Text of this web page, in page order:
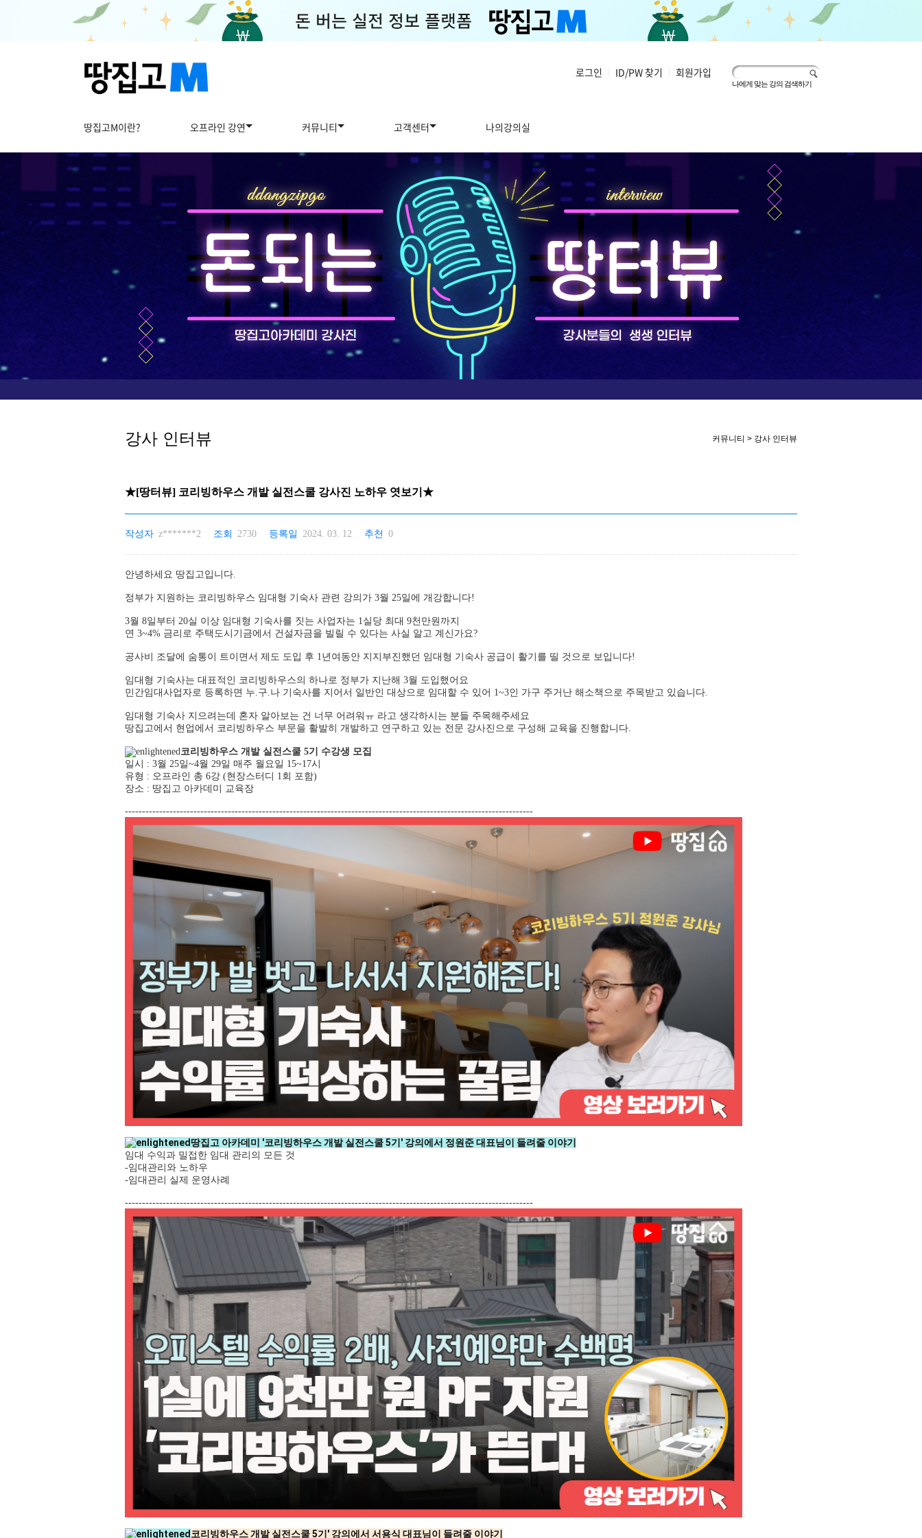
땅집고M이란? 오프라인 강연 커뮤니티 고객센터 나의강의실
로그인 ID/PW 찾기 회원가입
나에게 맞는 강의 검색하기
강사 인터뷰 커뮤니티 > 강사 인터뷰
★[땅터뷰] 코리빙하우스 개발 실전스쿨 강사진 노하우 엿보기★
작성자 z*******2 조회 2730 등록일 2024. 03. 12 추천 0
안녕하세요 땅집고입니다.
정부가 지원하는 코리빙하우스 임대형 기숙사 관련 강의가 3월 25일에 개강합니다!
3월 8일부터 20실 이상 임대형 기숙사를 짓는 사업자는 1실당 최대 9천만원까지
연 3~4% 금리로 주택도시기금에서 건설자금을 빌릴 수 있다는 사실 알고 계신가요?
공사비 조달에 숨통이 트이면서 제도 도입 후 1년여동안 지지부진했던 임대형 기숙사 공급이 활기를 띨 것으로 보입니다!
임대형 기숙사는 대표적인 코리빙하우스의 하나로 정부가 지난해 3월 도입했어요
민간임대사업자로 등록하면 누.구.나 기숙사를 지어서 일반인 대상으로 임대할 수 있어 1~3인 가구 주거난 해소책으로 주목받고 있습니다.
임대형 기숙사 지으려는데 혼자 알아보는 건 너무 어려워ㅠ 라고 생각하시는 분들 주목해주세요
땅집고에서 현업에서 코리빙하우스 부문을 활발히 개발하고 연구하고 있는 전문 강사진으로 구성해 교육을 진행합니다.
코리빙하우스 개발 실전스쿨 5기 수강생 모집
일시 : 3월 25일~4월 29일 매주 월요일 15~17시
유형 : 오프라인 총 6강 (현장스터디 1회 포함)
장소 : 땅집고 아카데미 교육장
-----------------------------------------------------------------------------------------------------------------------
땅집고 아카데미 '코리빙하우스 개발 실전스쿨 5기' 강의에서 정원준 대표님이 들려줄 이야기
임대 수익과 밀접한 임대 관리의 모든 것
-임대관리와 노하우
-임대관리 실제 운영사례
-----------------------------------------------------------------------------------------------------------------------
코리빙하우스 개발 실전스쿨 5기' 강의에서 서용식 대표님이 들려줄 이야기